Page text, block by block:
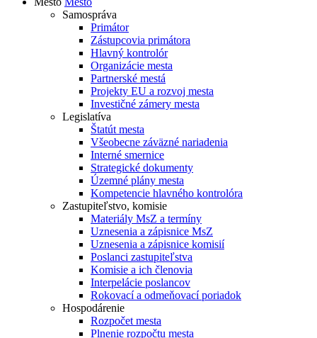
Samospráva
Primátor
Zástupcovia primátora
Hlavný kontrolór
Organizácie mesta
Partnerské mestá
Projekty EU a rozvoj mesta
Investičné zámery mesta
Legislatíva
Štatút mesta
Všeobecne záväzné nariadenia
Interné smernice
Strategické dokumenty
Územné plány mesta
Kompetencie hlavného kontrolóra
Zastupiteľstvo, komisie
Materiály MsZ a termíny
Uznesenia a zápisnice MsZ
Uznesenia a zápisnice komisií
Poslanci zastupiteľstva
Komisie a ich členovia
Interpelácie poslancov
Rokovací a odmeňovací poriadok
Hospodárenie
Rozpočet mesta
Plnenie rozpočtu mesta